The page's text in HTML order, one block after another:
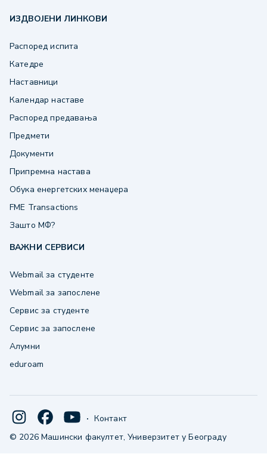
ИЗДВОЈЕНИ ЛИНКОВИ
Распоред испита
Катедре
Наставници
Календар наставе
Распоред предавања
Предмети
Документи
Припремна настава
Обука енергетских менаџера
FME Transactions
Зашто МФ?
ВАЖНИ СЕРВИСИ
Webmail за студенте
Webmail за запослене
Сервис за студенте
Сервис за запослене
Алумни
eduroam
· Контакт
© 2026 Машински факултет, Универзитет у Београду